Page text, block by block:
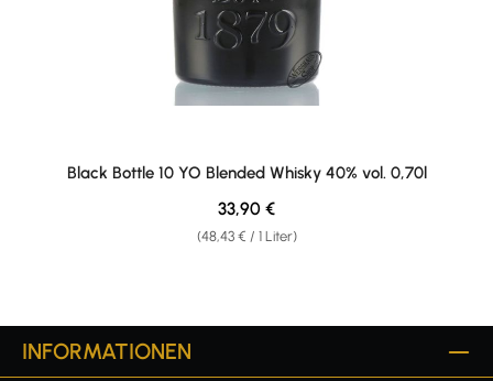
Black Bottle 10 YO Blended Whisky 40% vol. 0,70l
(48,43 € / 1 Liter)
Regulärer Preis:
33,90 €
INFORMATIONEN